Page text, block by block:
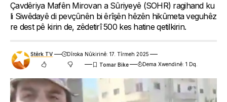
Çavdêriya Mafên Mirovan a Sûriyeyê (SOHR) ragihand ku
li Siwêdayê di pevçûnên bi êrîşên hêzên hikûmeta veguhêz
re dest pê kirin de, zêdetirî 500 kes hatine qetilkirin.
Stêrk TV
Dîroka Nûkirinê: 17. Tîrmeh 2025
Dema Xwendinê: 1 Dq.